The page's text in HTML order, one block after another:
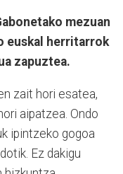
mezuan
euskal herritarrok
zapuztea.
zait hori esatea,
aipatzea. Ondo
ipintzeko gogoa
Ez dakigu